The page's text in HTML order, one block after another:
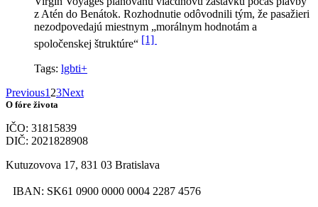
z Atén do Benátok. Rozhodnutie odôvodnili tým, že pasažieri
nezodpovedajú miestnym „morálnym hodnotám a
spoločenskej štruktúre“ [1]
Tags: lgbti+
Previous1 23Next
O fóre života
IČO: 31815839
DIČ: 2021828908
Kutuzovova 17, 831 03 Bratislava
IBAN: SK61 0900 0000 0004 2287 4576